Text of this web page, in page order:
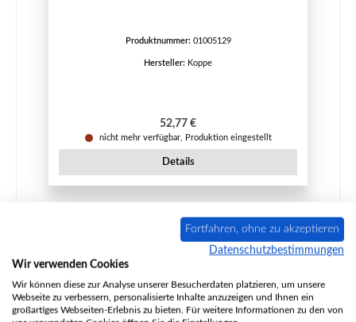
Produktnummer: 01005129
Hersteller: Koppe
Regulärer Preis:
52,77 €
nicht mehr verfügbar, Produktion eingestellt
Details
Fortfahren, ohne zu akzeptieren
Datenschutzbestimmungen
Wir verwenden Cookies
Wir können diese zur Analyse unserer Besucherdaten platzieren, um unsere
Webseite zu verbessern, personalisierte Inhalte anzuzeigen und Ihnen ein
großartiges Webseiten-Erlebnis zu bieten. Für weitere Informationen zu den von